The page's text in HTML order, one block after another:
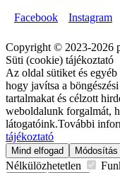
Facebook
Instagram
Copyright © 2023-2026
Süti (cookie) tájékoztató
Az oldal sütiket és
hogy javítsa a
tartalmakat és célzott
weboldalunk forgalmát,
látogatóink.További
tájékoztató
Mind elfogad Módosítás
Nélkülözhetetlen